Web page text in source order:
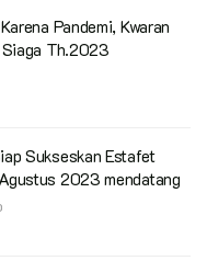
Pandemi, Kwaran
Th.2023
Sukseskan Estafet
2023 mendatang